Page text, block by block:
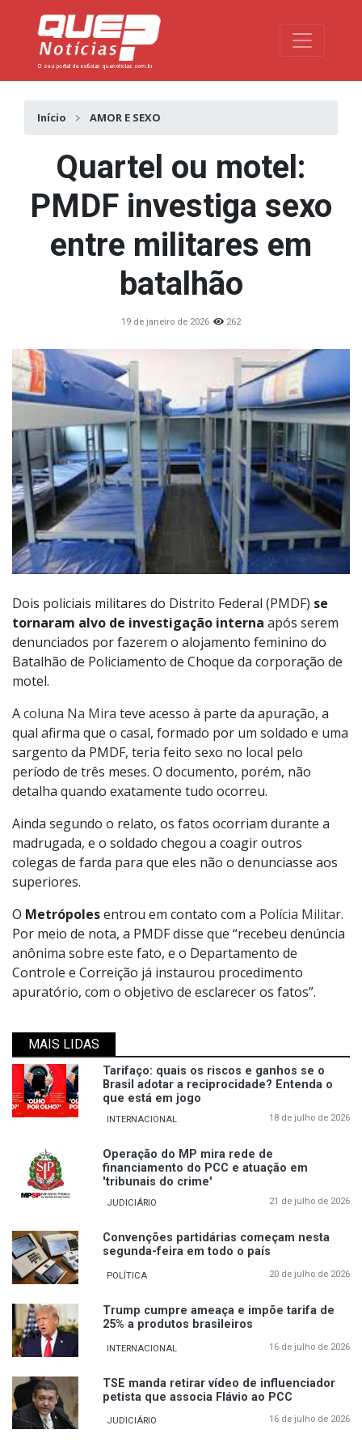
Toggle
Início AMOR E SEXO
Quartel ou motel:
PMDF investiga sexo
entre militares em
batalhão
19 de janeiro de 2026 262
Dois policiais militares do Distrito Federal (PMDF) se
tornaram alvo de investigação interna após serem
denunciados por fazerem o alojamento feminino do
Batalhão de Policiamento de Choque da corporação de
motel.
Acoluna Na Mira teve acesso à parte da apuração, a
qual afirma que o casal, formado por um soldado e uma
sargento da PMDF, teria feito sexo no local pelo
período de três meses. O documento, porém, não
detalha quando exatamente tudo ocorreu.
Ainda segundo o relato, os fatos ocorriam durante a
madrugada, e o soldado chegou a coagir outros
colegas de farda para que eles não o denunciasse aos
superiores.
O Metrópolesentrou em contato com a Polícia Militar.
Por meio de nota, a PMDF disse que “recebeu denúncia
anônima sobre este fato, e o Departamento de
Controle e Correição já instaurou procedimento
apuratório, com o objetivo de esclarecer os fatos”.
MAIS LIDAS
Tarifaço: quais os riscos e ganhos se o
Brasil adotar a reciprocidade? Entenda o
que está em jogo
INTERNACIONAL 18 de julho de 2026
Operação do MP mira rede de
financiamento do PCC e atuação em
'tribunais do crime'
JUDICIÁRIO 21 de julho de 2026
Convenções partidárias começam nesta
segunda-feira em todo o país
POLÍTICA 20 de julho de 2026
Trump cumpre ameaça e impõe tarifa de
25% a produtos brasileiros
INTERNACIONAL 16 de julho de 2026
TSE manda retirar vídeo de influenciador
petista que associa Flávio ao PCC
JUDICIÁRIO 16 de julho de 2026